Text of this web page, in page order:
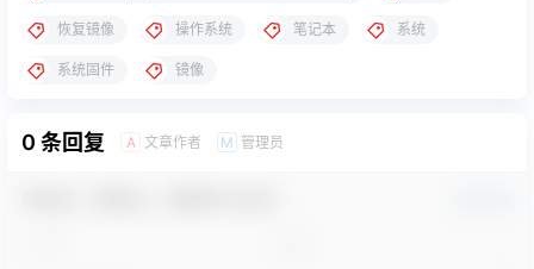
恢复镜像 操作系统 笔记本 系统
系统固件 镜像
0 条回复 A 文章作者 M 管理员